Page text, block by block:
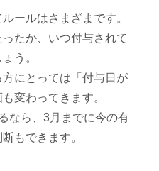
ールはさまざまです。
たか、いつ付与されて
う。
にとっては「付与日が
変わってきます。
なら、3月までに今の有
もできます。